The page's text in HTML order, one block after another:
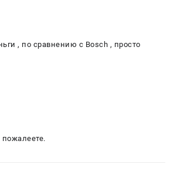
, по сравнению с Bosch , просто
пожалеете.